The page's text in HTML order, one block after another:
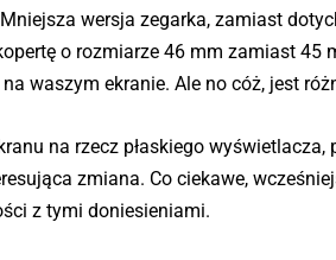
wersja zegarka, zamiast
o rozmiarze 46 mm zamiast 45
na waszym ekranie. Ale no cóż, jest
na rzecz płaskiego wyświetlacza,
zmiana. Co ciekawe,
z tymi doniesieniami.